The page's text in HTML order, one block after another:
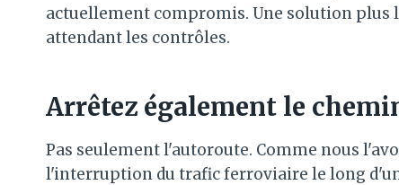
actuellement compromis. Une solution plus
attendant les contrôles.
Arrêtez également le
Pas seulement l'autoroute. Comme nous
l'interruption du trafic ferroviaire le long